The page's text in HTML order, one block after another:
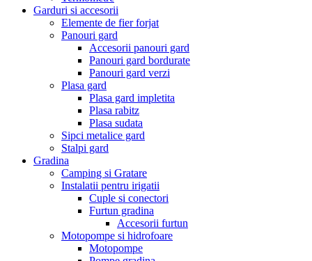
Garduri si accesorii
Elemente de fier forjat
Panouri gard
Accesorii panouri gard
Panouri gard bordurate
Panouri gard verzi
Plasa gard
Plasa gard impletita
Plasa rabitz
Plasa sudata
Sipci metalice gard
Stalpi gard
Gradina
Camping si Gratare
Instalatii pentru irigatii
Cuple si conectori
Furtun gradina
Accesorii furtun
Motopompe si hidrofoare
Motopompe